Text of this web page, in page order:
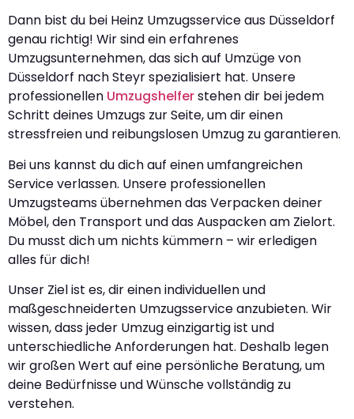
Dann bist du bei Heinz Umzugsservice aus Düsseldorf
genau richtig! Wir sind ein erfahrenes
Umzugsunternehmen, das sich auf Umzüge von
Düsseldorf nach Steyr spezialisiert hat. Unsere
professionellen Umzugshelferstehen dir bei jedem
Schritt deines Umzugs zur Seite, um dir einen
stressfreien und reibungslosen Umzug zu garantieren.
Bei uns kannst du dich auf einen umfangreichen
Service verlassen. Unsere professionellen
Umzugsteams übernehmen das Verpacken deiner
Möbel, den Transport und das Auspacken am Zielort.
Du musst dich um nichts kümmern – wir erledigen
alles für dich!
Unser Ziel ist es, dir einen individuellen und
maßgeschneiderten Umzugsservice anzubieten. Wir
wissen, dass jeder Umzug einzigartig ist und
unterschiedliche Anforderungen hat. Deshalb legen
wir großen Wert auf eine persönliche Beratung, um
deine Bedürfnisse und Wünsche vollständig zu
verstehen.